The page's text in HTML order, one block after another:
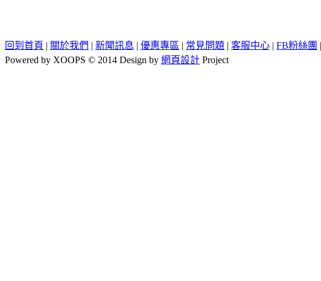
回到首頁 | 關於我們 | 新聞訊息 | 優惠專區 | 常見問題 | 客服中心 | FB粉絲團 |
Powered by XOOPS © 2014 Design by 網頁設計 Project